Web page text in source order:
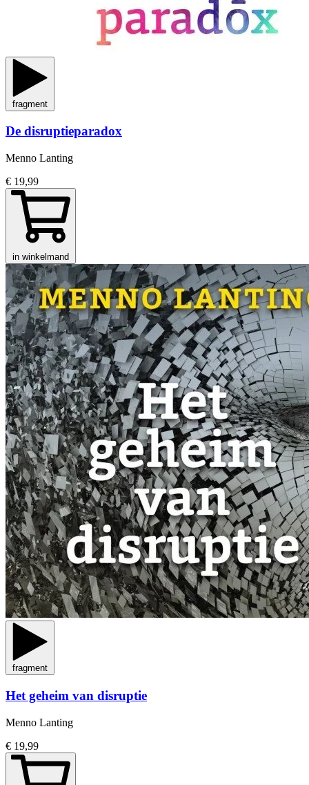
fragment
De disruptieparadox
Menno Lanting
€ 19,99
in winkelmand
fragment
Het geheim van disruptie
Menno Lanting
€ 19,99